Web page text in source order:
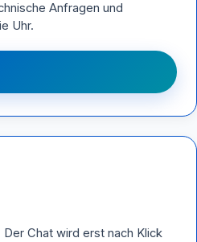
Anfragen und
Uhr.
Chat wird erst nach Klick